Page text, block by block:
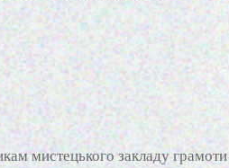
мистецького закладу